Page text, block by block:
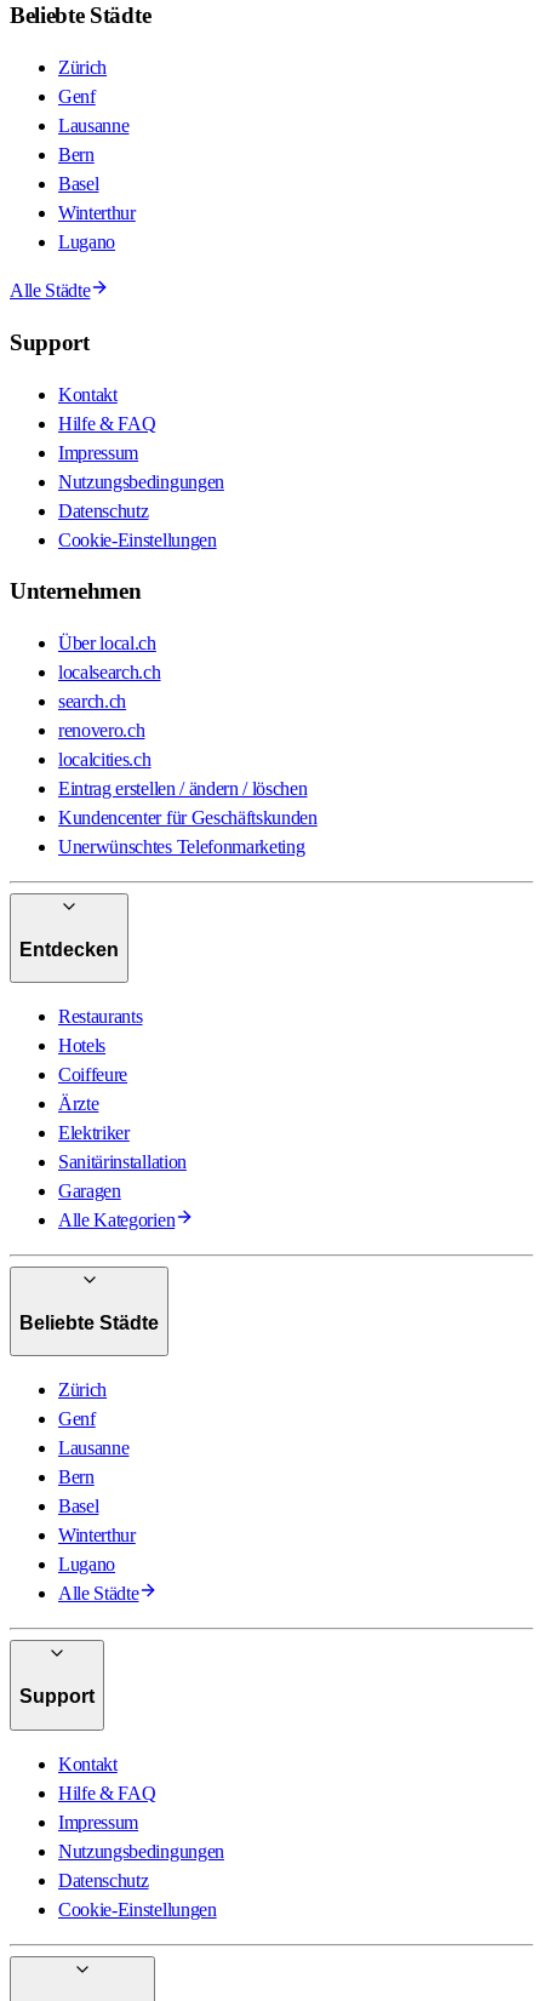
Beliebte Städte
Zürich
Genf
Lausanne
Bern
Basel
Winterthur
Lugano
Alle Städte
Support
Kontakt
Hilfe & FAQ
Impressum
Nutzungsbedingungen
Datenschutz
Cookie-Einstellungen
Unternehmen
Über local.ch
localsearch.ch
search.ch
renovero.ch
localcities.ch
Eintrag erstellen / ändern / löschen
Kundencenter für Geschäftskunden
Unerwünschtes Telefonmarketing
Entdecken
Restaurants
Hotels
Coiffeure
Ärzte
Elektriker
Sanitärinstallation
Garagen
Alle Kategorien
Beliebte Städte
Zürich
Genf
Lausanne
Bern
Basel
Winterthur
Lugano
Alle Städte
Support
Kontakt
Hilfe & FAQ
Impressum
Nutzungsbedingungen
Datenschutz
Cookie-Einstellungen